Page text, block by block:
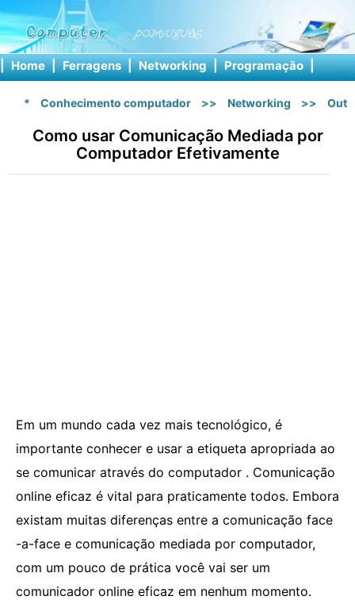
| Home | Ferragens | Networking | Programação |
* Conhecimento computador >> Networking >>
Como usar Comunicação Mediada por
Computador Efetivamente
Em um mundo cada vez mais tecnológico, é
importante conhecer e usar a etiqueta apropriada ao
se comunicar através do computador . Comunicação
online eficaz é vital para praticamente todos. Embora
existam muitas diferenças entre a comunicação face
-a-face e comunicação mediada por computador,
com um pouco de prática você vai ser um
comunicador online eficaz em nenhum momento.